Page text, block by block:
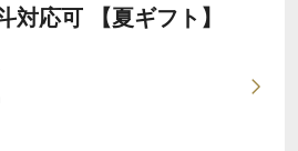
対応可 【夏ギフト】